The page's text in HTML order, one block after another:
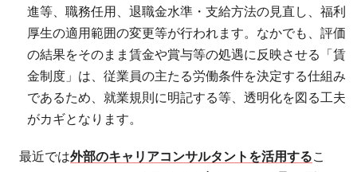
進等、職務任用、退職金水準・支給方法の見直し、福利
厚生の適用範囲の変更等が行われます。なかでも、評価
の結果をそのまま賃金や賞与等の処遇に反映させる「賃
金制度」は、従業員の主たる労働条件を決定する仕組み
であるため、就業規則に明記する等、透明化を図る工夫
がカギとなります。
最近では外部のキャリアコンサルタントを活用するこ